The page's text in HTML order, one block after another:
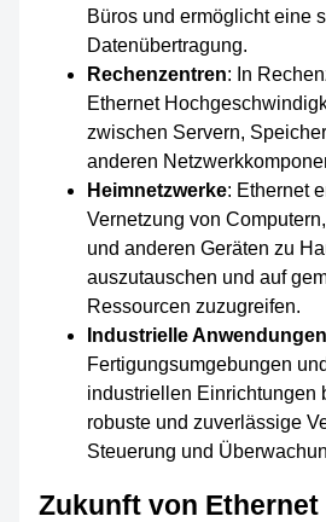
Büros und ermöglicht eine
Datenübertragung.
Rechenzentren: In
Ethernet
zwischen Servern,
anderen
Heimnetzwerke: Ethernet
Vernetzung von
und anderen Geräten zu
auszutauschen und auf
Ressourcen zuzugreifen.
Industrielle Anwendungen
Fertigungsumgebungen
industriellen Einrichtungen
robuste und zuverlässige
Steuerung und
Zukunft von Ethernet